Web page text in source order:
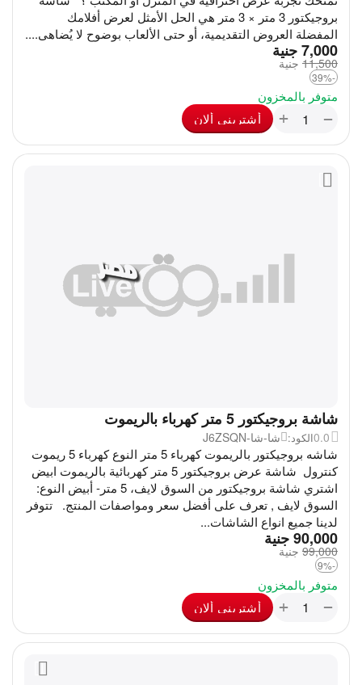
بروجيكتور 3 متر × 3 متر هي الحل الأمثل لعرض أفلامك
المفضلة العروض التقديمية، أو حتى الألعاب بوضوح لا يُضاهى....
جنية7,000
جنية 11,500
-39%
متوفر بالمخزون
+ − أشترينى ألان
شاشة بروجيكتور 5 متر كهرباء بالريموت
0.0الكود: شا-شا-J6ZSQN
شاشه بروجيكتور بالريموت كهرباء 5 متر النوع كهرباء 5 ريموت
كنترول شاشة عرض بروجيكتور 5 متر كهربائية بالريموت ابيض
اشتري شاشة بروجيكتور من السوق لايف، 5 متر- أبيض النوع:
السوق لايف , تعرف على أفضل سعر ومواصفات المنتج. تتوفر
لدينا جميع انواع الشاشات...
جنية90,000
جنية 99,000
-9%
متوفر بالمخزون
+ − أشترينى ألان